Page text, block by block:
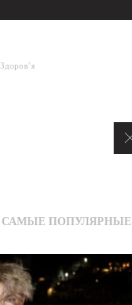
Здоров’я
САМЫЕ ПОПУЛЯРНЫЕ